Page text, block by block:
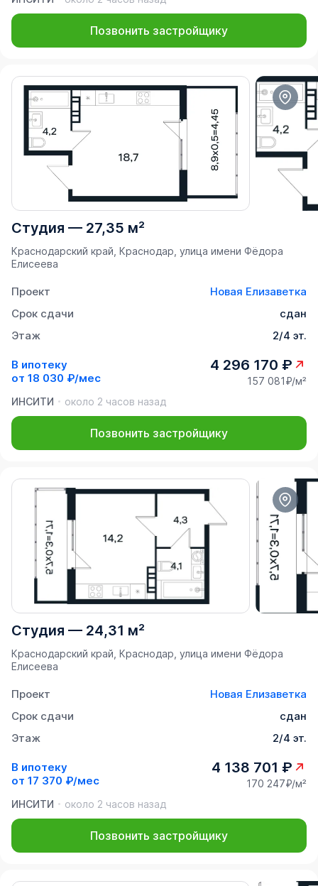
Позвонить застройщику
Студия — 27,35 м²
Краснодарский край, Краснодар, улица имени Фёдора
Елисеева
Проект
Новая Елизаветка
Срок сдачи
сдан
Этаж
2/4 эт.
В ипотеку
от 18 030 ₽/мес
4 296 170 ₽
157 081₽/м²
ИНСИТИ
около 2 часов назад
Позвонить застройщику
Студия — 24,31 м²
Краснодарский край, Краснодар, улица имени Фёдора
Елисеева
Проект
Новая Елизаветка
Срок сдачи
сдан
Этаж
2/4 эт.
В ипотеку
от 17 370 ₽/мес
4 138 701 ₽
170 247₽/м²
ИНСИТИ
около 2 часов назад
Позвонить застройщику